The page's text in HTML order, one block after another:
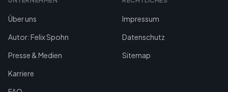
Über uns
Autor: Felix Spohn
Presse & Medien
Karriere
Impressum
Datenschutz
Sitemap